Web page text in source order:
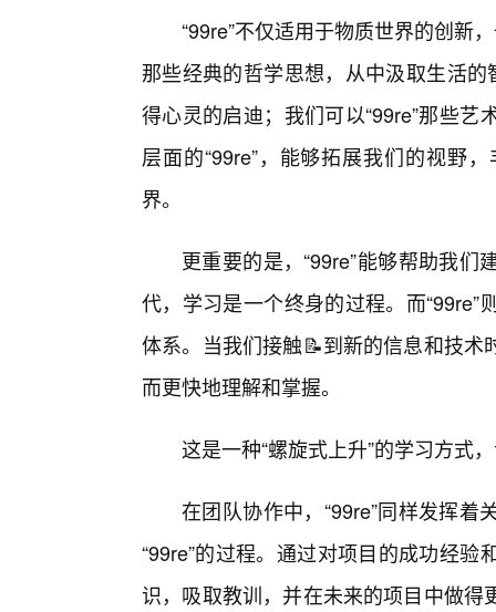
“99re”不仅适用于物质世界的创新
那些经典的哲学思想，从中汲取生活
得心灵的启迪；我们可以“99re”那些
层面的“99re”，能够拓展我们的视野
界。
更重要的是，“99re”能够帮助我
代，学习是一个终身的过程。而
体系。当我们接触📝到新的信息和技
而更快地理解和掌握。
这是一种“螺旋式上升”的学习方式
在团队协作中，“99re”同样发挥
“99re”的过程。通过对项目的成功经
识，吸取教训，并在未来的项目中做